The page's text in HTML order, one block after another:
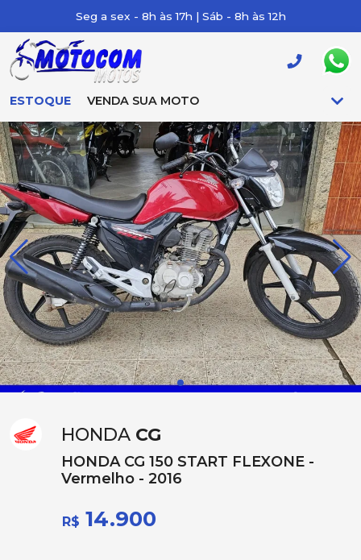
Seg a sex - 8h às 17h | Sáb - 8h às 12h
ESTOQUE VENDA SUA MOTO
HONDA CG
HONDA CG 150 START FLEXONE -
Vermelho - 2016
R$ 14.900